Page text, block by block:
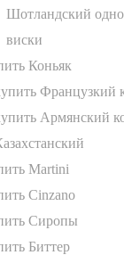
Шотландский
виски
Коньяк
Французкий
Армянский
Martini
Cinzano
Сиропы
Биттер